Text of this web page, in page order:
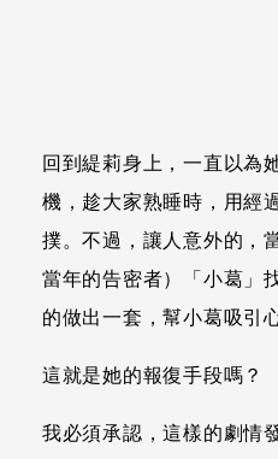
回到緹莉身上，一直以為
機，趁大家熟睡時，用經
撲。不過，讓人意外的，
當年的告密者）「小葛」
的做出一套，幫小葛吸引
這就是她的報復手段嗎？
我必須承認，這樣的劇情